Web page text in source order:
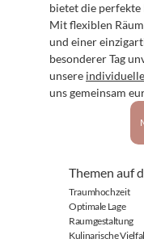
bietet die
Mit flexiblen
und einer
besonderer Tag
unsere
uns gemeinsam
Themen auf
Traumhochzeit
Optimale Lage
Raumgestaltung
Kulinarische